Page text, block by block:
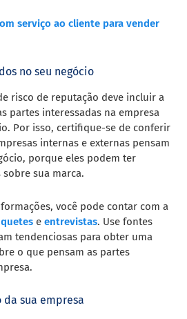
serviço ao cliente para vender
no seu negócio
risco de reputação deve incluir a
partes interessadas na empresa
Por isso, certifique-se de conferir
internas e externas pensam
porque eles podem ter
sua marca.
você pode contar com a
e entrevistas. Use fontes
tendenciosas para obter uma
o que pensam as partes
sua empresa